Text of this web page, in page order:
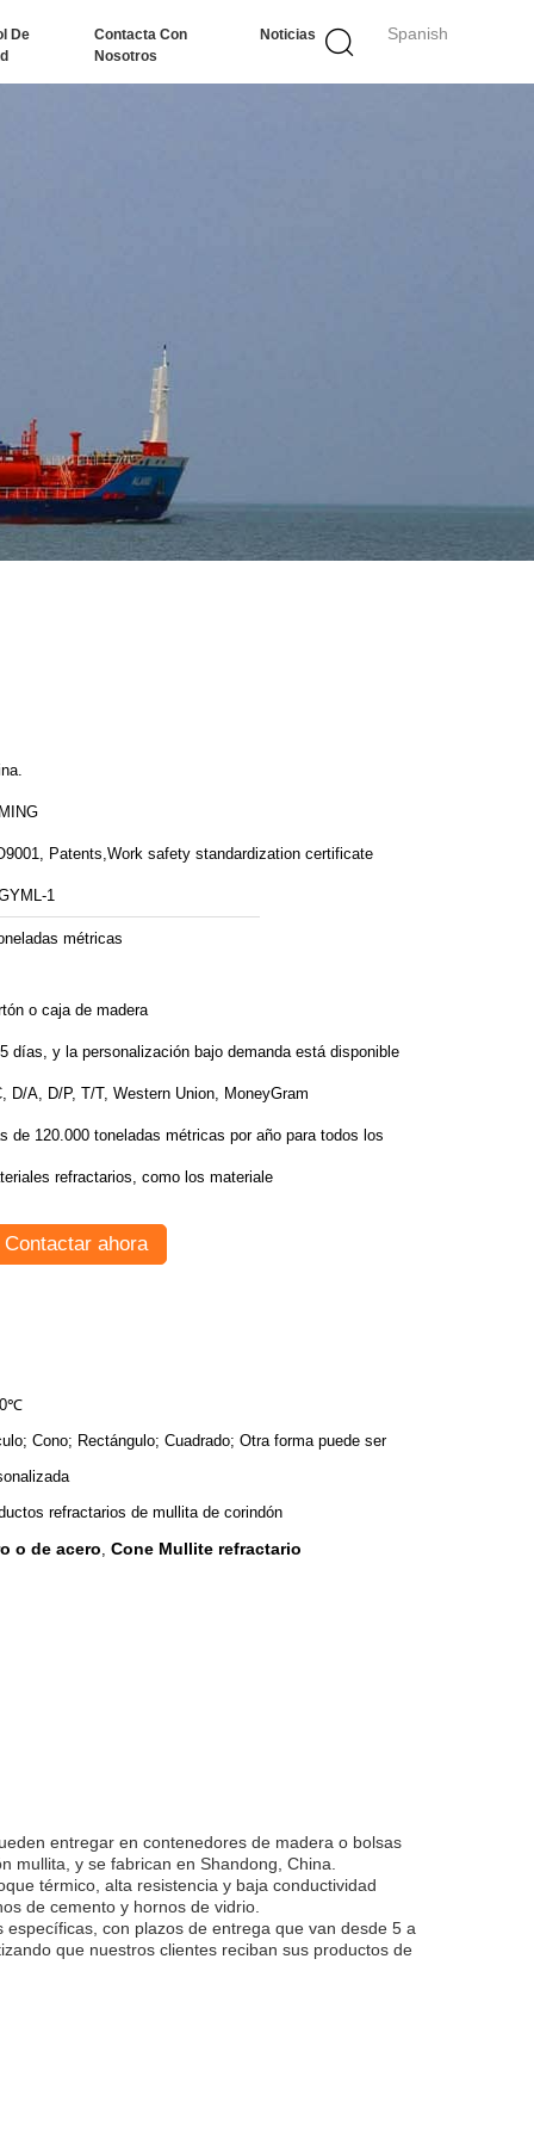
Spanish
De
Contacta Con
Nosotros
Noticias
Patents,Work safety standardization certificate
1
métricas
o caja de madera
días, y la personalización bajo demanda está disponible
D/A, D/P, T/T, Western Union, MoneyGram
de 120.000 toneladas métricas por año para todos los
refractarios, como los materiale
Contactar ahora
Cono; Rectángulo; Cuadrado; Otra forma puede ser
refractarios de mullita de corindón
o de acero, Cone Mullite refractario
entregar en contenedores de madera o bolsas
mullita, y se fabrican en Shandong, China.
térmico, alta resistencia y baja conductividad
de cemento y hornos de vidrio.
con plazos de entrega que van desde 5 a
que nuestros clientes reciban sus productos de